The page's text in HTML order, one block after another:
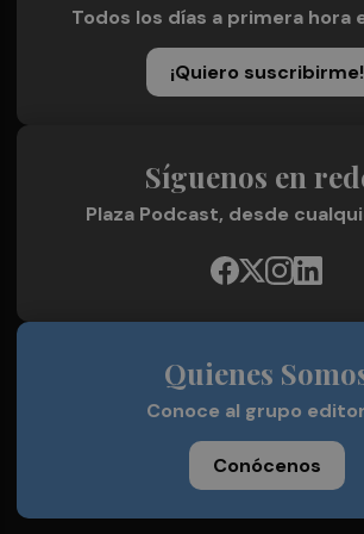
Todos los días a primera hora
¡Quiero suscribirme!
Síguenos en
Plaza Podcast, desde
Quienes
Conoce al grupo
Conócenos